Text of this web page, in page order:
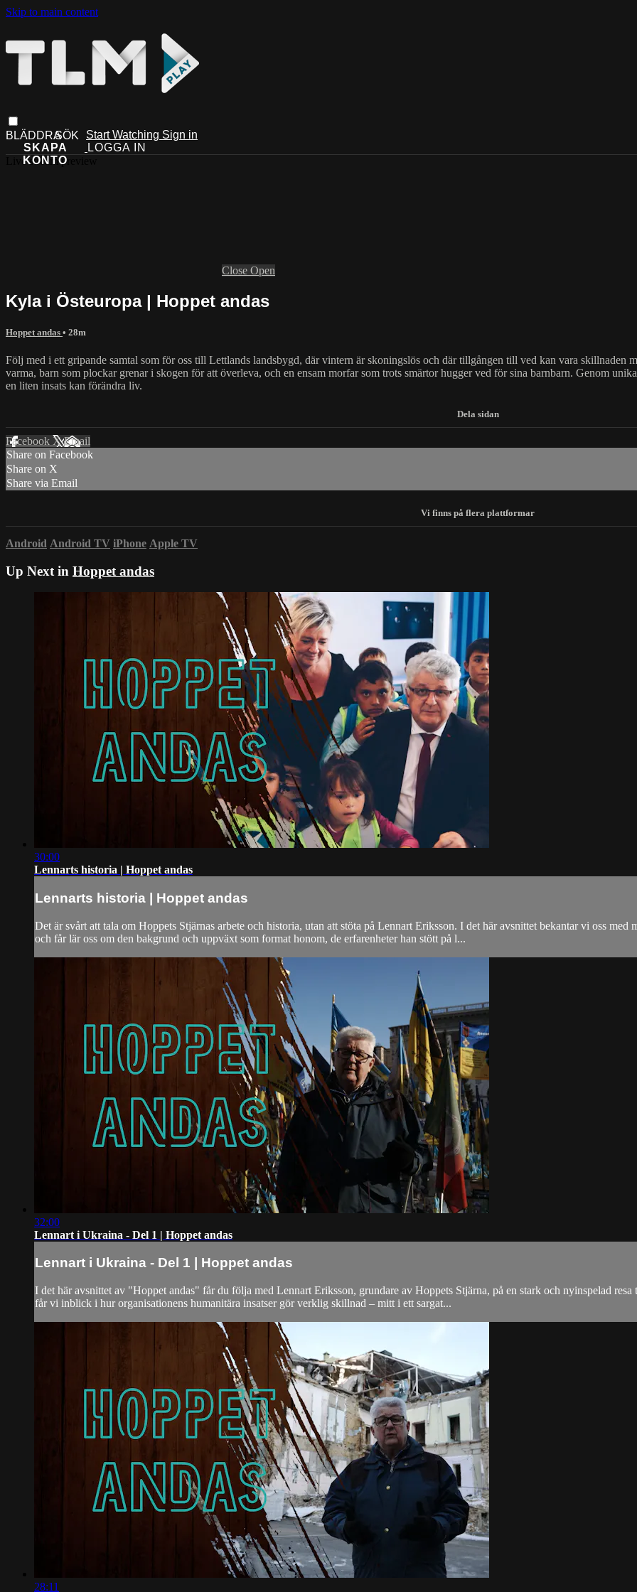
Skip to main content
Start Watching Sign in
Live stream preview
Close Open
Kyla i Östeuropa | Hoppet andas
Hoppet andas • 28m
Följ med i ett gripande samtal som för oss till Lettlands landsbygd, där vintern är skoningslös och där tillgången till ved kan vara
varma, barn som plockar grenar i skogen för att överleva, och en ensam morfar som trots smärtor hugger ved för sina barnbarn. Genom
en liten insats kan förändra liv.
Facebook XEmail
Share on Facebook
Share on X
Share via Email
Android Android TV iPhone Apple TV
Up Next in Hoppet andas
30:00
Lennarts historia | Hoppet andas
Lennarts historia | Hoppet andas
Det är svårt att tala om Hoppets Stjärnas arbete och historia, utan att stöta på Lennart Eriksson. I det här avsnittet bekantar vi oss
och får lär oss om den bakgrund och uppväxt som format honom, de erfarenheter han stött på l...
32:00
Lennart i Ukraina - Del 1 | Hoppet andas
Lennart i Ukraina - Del 1 | Hoppet andas
I det här avsnittet av "Hoppet andas" får du följa med Lennart Eriksson, grundare av Hoppets Stjärna, på en stark och nyinspelad
får vi inblick i hur organisationens humanitära insatser gör verklig skillnad – mitt i ett sargat...
28:11